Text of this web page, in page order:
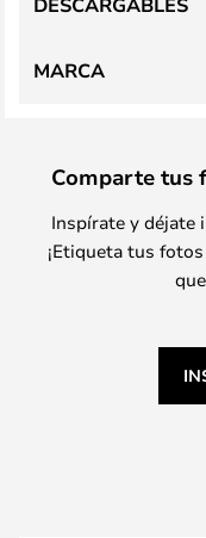
MARCA
Comparte tus
Inspírate y déjate
¡Etiqueta tus